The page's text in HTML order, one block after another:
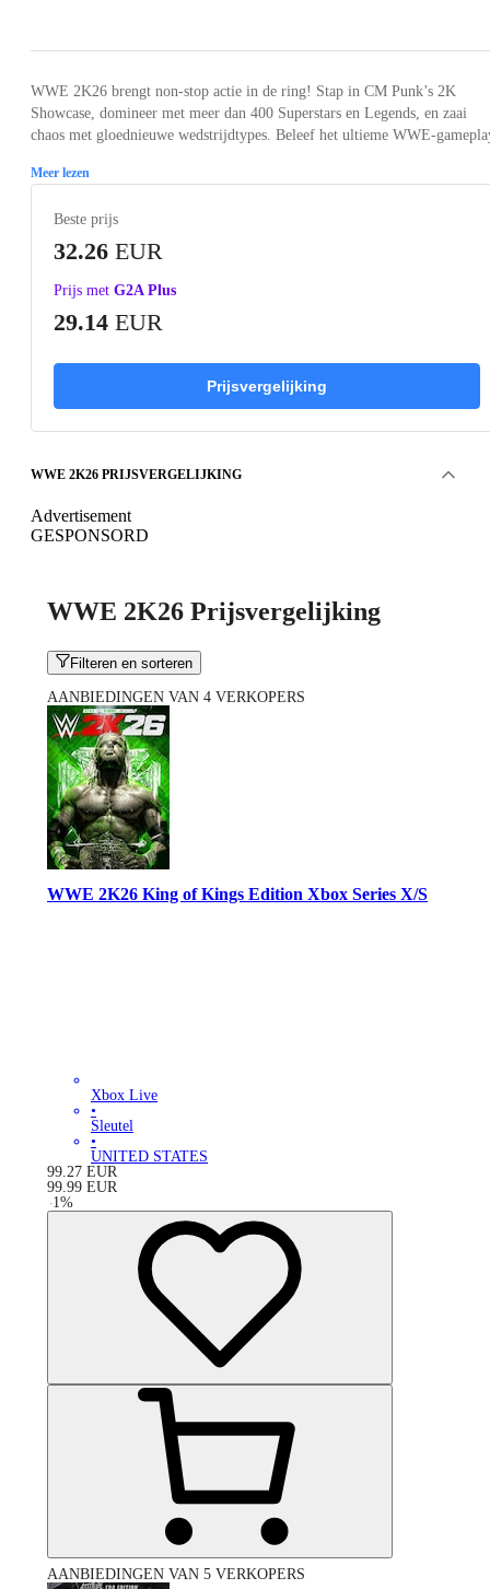
WWE 2K26 brengt non-stop actie in de ring! Stap in CM Punk’s 2K
Showcase, domineer met meer dan 400 Superstars en Legends, en zaai
chaos met gloednieuwe wedstrijdtypes. Beleef het ultieme WWE-
Meer lezen
Beste prijs
32.26 EUR
Prijs met G2A Plus
29.14 EUR
Prijsvergelijking
WWE 2K26 PRIJSVERGELIJKING
Advertisement
GESPONSORD
WWE 2K26 Prijsvergelijking
Filteren en sorteren
AANBIEDINGEN VAN 4 VERKOPERS
WWE 2K26 King of Kings Edition Xbox Series X/S
Xbox Live
•
Sleutel
•
UNITED STATES
99.27 EUR
99.99 EUR
-1 %
AANBIEDINGEN VAN 5 VERKOPERS